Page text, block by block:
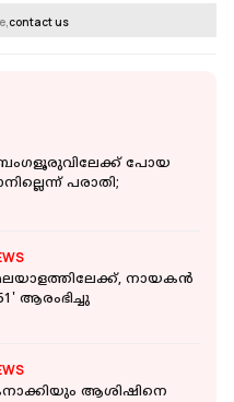
contact us
പോയ
പരാതി;
നായകൻ
ആരംഭിച്ചു
ആശിഷിനെ